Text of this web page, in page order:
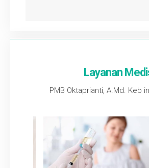
Layanan
PMB Oktaprianti, A.Md. Keb